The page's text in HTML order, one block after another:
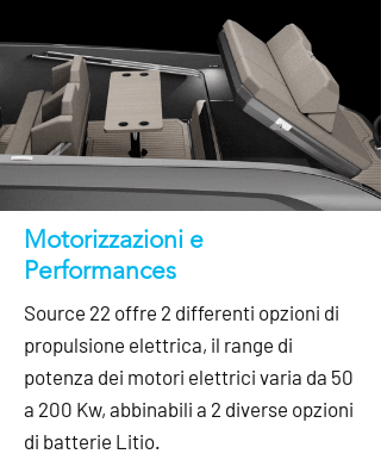
Motorizzazioni e
Performances
Source 22 offre 2 differenti opzioni di
propulsione elettrica, il range di
potenza dei motori elettrici varia da 50
a 200 Kw, abbinabili a 2 diverse opzioni
di batterie Litio.